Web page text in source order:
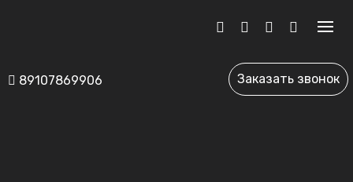
Заказать звонок
89107869906